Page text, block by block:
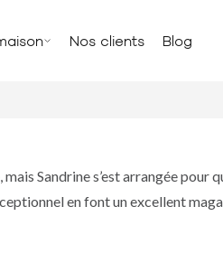
Nos clients Blog
Sandrine s’est arrangée
en font un excellent